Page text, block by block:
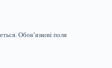
Обов’язкові поля